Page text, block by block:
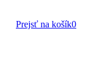
Prejsť na košík0